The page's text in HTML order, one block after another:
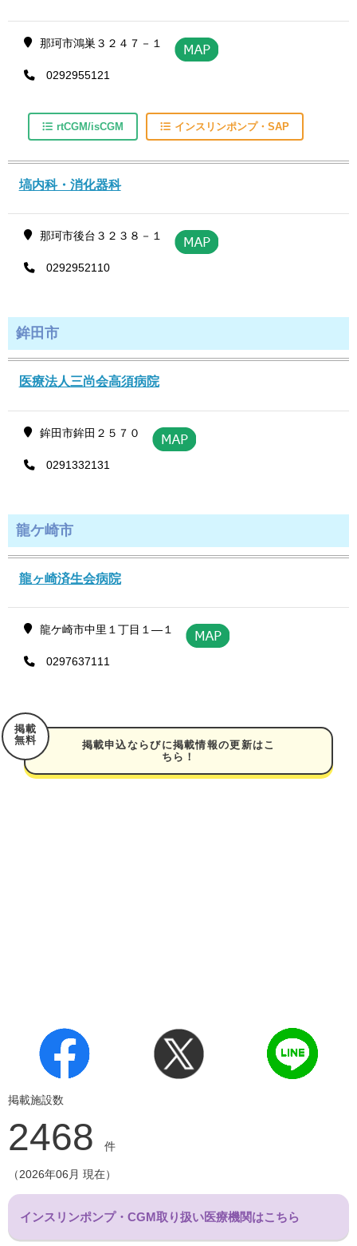
那珂市鴻巣３２４７－１
0292955121
rtCGM/isCGM インスリンポンプ・SAP
塙内科・消化器科
那珂市後台３２３８－１
0292952110
鉾田市
医療法人三尚会高須病院
鉾田市鉾田２５７０
0291332131
龍ケ崎市
龍ヶ崎済生会病院
龍ケ崎市中里１丁目１―１
0297637111
掲載
無料
掲載申込ならびに掲載情報の更新はこ
ちら！
掲載施設数
2468 件
（2026年06月 現在）
インスリンポンプ・CGM取り扱い医療機関はこちら